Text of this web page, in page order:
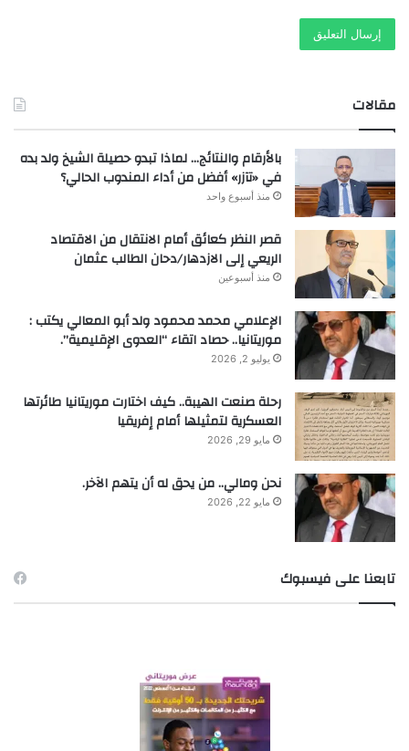
مقالات
بالأرقام والنتائج… لماذا تبدو حصيلة الشيخ ولد بده
في «تآزر» أفضل من أداء المندوب الحالي؟
منذ أسبوع واحد
قصر النظر كعائق أمام الانتقال من الاقتصاد
الريعي إلى الازدهار/دحان الطالب عثمان
منذ أسبوعين
الإعلامي محمد محمود ولد أبو المعالي يكتب :
موريتانيا.. حصاد اتقاء “العدوى الإقليمية”.
يوليو 2, 2026
رحلة صنعت الهيبة.. كيف اختارت موريتانيا طائرتها
العسكرية لتمثيلها أمام إفريقيا
مايو 29, 2026
نحن ومالي.. من يحق له أن يتهم الآخر.
مايو 22, 2026
تابعنا على فيسبوك